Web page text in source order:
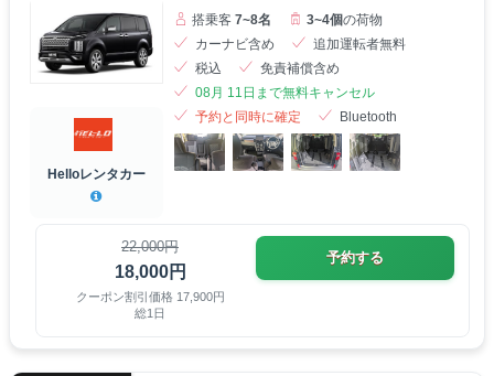
Helloレンタカー
搭乗客7~8名 3~4個の荷物
カーナビ含め
追加運転者無料
税込
免責補償含め
08月 11日まで無料キャンセル
予約と同時に確定
Bluetooth
22,000円
18,000円
クーポン割引価格 17,900円
総1日
予約する